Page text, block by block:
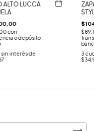
ALTO LUCCA
con
o depósito
sin interés de
3